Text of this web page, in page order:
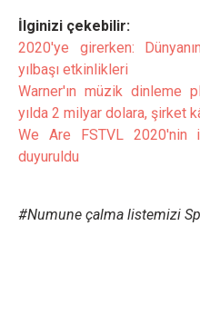
İlginizi çekebilir:
2020'ye girerken:
yılbaşı etkinlikleri
Warner'ın müzik dinleme
yılda 2 milyar dolara, şirket
We Are FSTVL 2020'nin
duyuruldu
#Numune çalma listemizi